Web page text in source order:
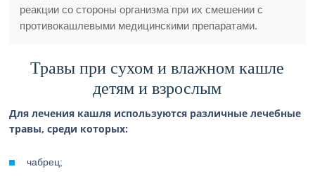
реакции со стороны организма при их смешении с
противокашлевыми медицинскими препаратами.
Травы при сухом и влажном кашле
детям и взрослым
Для лечения кашля используются различные лечебные
травы, среди которых:
чабрец;